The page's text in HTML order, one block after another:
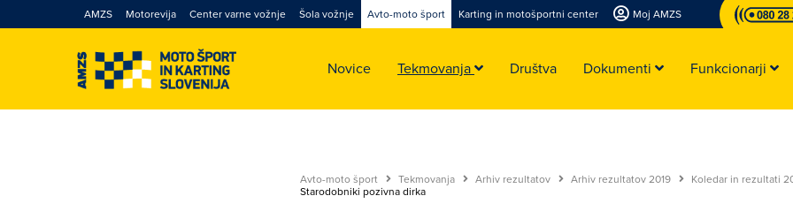
AMZS Motorevija Center varne vožnje Šola vožnje Avto-moto šport Karting in motošportni center Moj AMZS
Novice Tekmovanja Društva Dokumenti Funkcionarji
Avto-moto šport Tekmovanja Arhiv rezultatov Arhiv rezultatov 2019
Koledar in rezultati
Starodobniki pozivna dirka